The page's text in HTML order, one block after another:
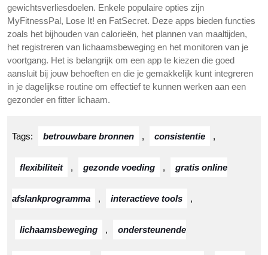
gewichtsverliesdoelen. Enkele populaire opties zijn
MyFitnessPal, Lose It! en FatSecret. Deze apps bieden functies
zoals het bijhouden van calorieën, het plannen van maaltijden,
het registreren van lichaamsbeweging en het monitoren van je
voortgang. Het is belangrijk om een app te kiezen die goed
aansluit bij jouw behoeften en die je gemakkelijk kunt integreren
in je dagelijkse routine om effectief te kunnen werken aan een
gezonder en fitter lichaam.
Tags: betrouwbare bronnen , consistentie ,
flexibiliteit , gezonde voeding , gratis online
afslankprogramma , interactieve tools ,
lichaamsbeweging , ondersteunende